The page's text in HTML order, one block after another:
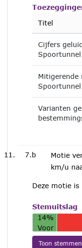
Titel
Cijfers
Mitigerende
Varianten
7.b
Motie
km/u
Deze motie
Stemuitslag
14%
Voor
Toon stemmen